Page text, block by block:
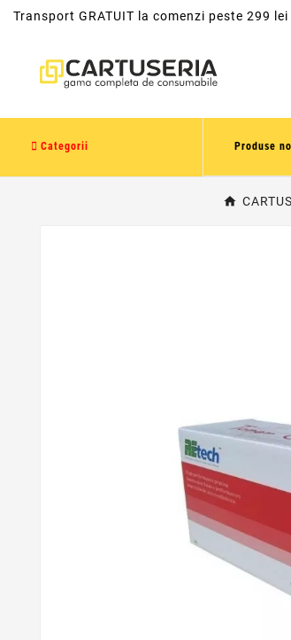
Transport GRATUIT la comenzi peste 299 lei
Categorii Produse